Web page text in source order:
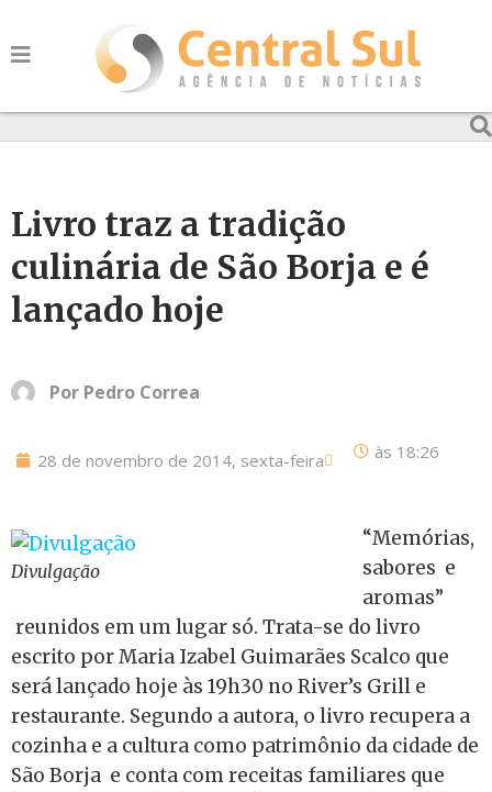
Livro traz a tradição
culinária de São Borja e é
lançado hoje
Por Pedro Correa
28 de novembro de 2014, sexta-feira às 18:26
Divulgação
“Memórias,
sabores e
aromas”
reunidos em um lugar só. Trata-se do livro
escrito por Maria Izabel Guimarães Scalco que
será lançado hoje às 19h30 no River’s Grill e
restaurante. Segundo a autora, o livro recupera a
cozinha e a cultura como patrimônio da cidade de
São Borja e conta com receitas familiares que